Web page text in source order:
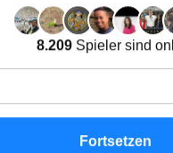
11.2018 99
Teilenauf
8.209Spieler sind
Fortsetzen